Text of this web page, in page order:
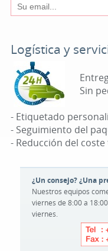
Logística y
Sin
- Etiquetado
- Seguimiento del
- Reducción del
¿Un consejo? ¿Una
Nuestros equipos
viernes de 8:00 a
viernes.